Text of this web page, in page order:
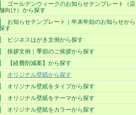
ゴールデンウィークのお知らせテンプレート（店
向け）から探す
お知らせテンプレート｜年末年始のお知らせから
す
ビジネスはがき文例から探す
挨拶文例｜季節のご挨拶から探す
【経費削減案】から探す
オリジナル壁紙から探す
オリジナル壁紙をタイプから探す
オリジナル壁紙をテーマから探す
オリジナル壁紙をカラーから探す